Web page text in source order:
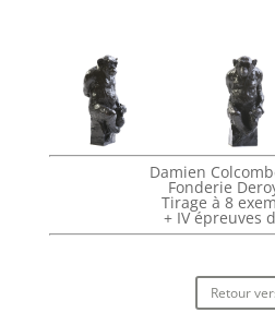
Damien
Fonderie
Tirage à 8
+ IV épreuves
Retour